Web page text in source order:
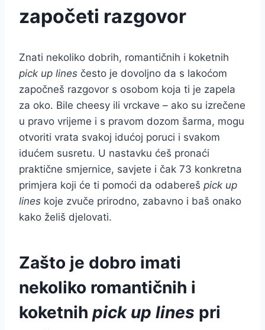
započeti razgovor
Znati nekoliko dobrih, romantičnih i koketnih
pick up lines često je dovoljno da s lakoćom
započneš razgovor s osobom koja ti je zapela
za oko. Bile cheesy ili vrckave – ako su izrečene
u pravo vrijeme i s pravom dozom šarma, mogu
otvoriti vrata svakoj idućoj poruci i svakom
idućem susretu. U nastavku ćeš pronaći
praktične smjernice, savjete i čak 73 konkretna
primjera koji će ti pomoći da odabereš pick up
lines koje zvuče prirodno, zabavno i baš onako
kako želiš djelovati.
Zašto je dobro imati
nekoliko romantičnih i
koketnih pick up lines pri